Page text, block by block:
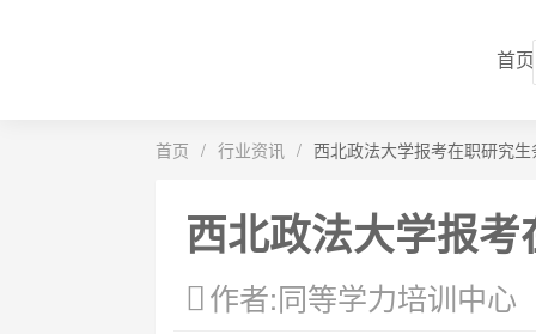
首页
首页 / 行业资讯 / 西北政法大学报考在职研究生
西北政法大学报
作者:同等学力培训中心